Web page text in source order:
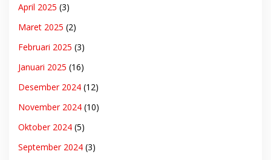
April 2025 (3)
Maret 2025 (2)
Februari 2025 (3)
Januari 2025 (16)
Desember 2024 (12)
November 2024 (10)
Oktober 2024 (5)
September 2024 (3)